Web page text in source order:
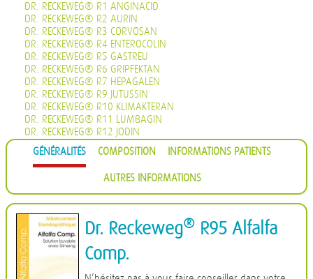
DR. RECKEWEG® R1 ANGINACID
DR. RECKEWEG® R2 AURIN
DR. RECKEWEG® R3 CORVOSAN
DR. RECKEWEG® R4 ENTEROCOLIN
DR. RECKEWEG® R5 GASTREU
DR. RECKEWEG® R6 GRIPFEKTAN
DR. RECKEWEG® R7 HEPAGALEN
DR. RECKEWEG® R9 JUTUSSIN
DR. RECKEWEG® R10 KLIMAKTERAN
DR. RECKEWEG® R11 LUMBAGIN
DR. RECKEWEG® R12 JODIN
DR. RECKEWEG® R13 PROHÄMORRHIN
DR. RECKEWEG® R14 QUIETA
DR. RECKEWEG® R16 CIMISAN
DR. RECKEWEG® R17 SCROPHULARIA NOD COMP.
DR. RECKEWEG® R18 CYSTOPHYLIN
DR. RECKEWEG® R19 EUGLANDIN-M
DR. RECKEWEG® R20 EUGLANDIN-F
DR. RECKEWEG® R22 NAJASTHEN
DR. RECKEWEG® R23 NOSODERM
DR. RECKEWEG® R24 PLEURASIN
DR. RECKEWEG® R25 PROSTATAN
GÉNÉRALITÉS COMPOSITION INFORMATIONS PATIENTS
AUTRES INFORMATIONS
Dr. Reckeweg® R95 Alfalfa
Comp.